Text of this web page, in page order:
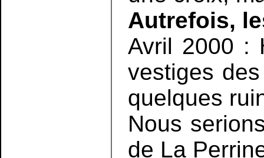
Autrefois,
Avril 2000 :
vestiges
quelques
Nous
de La